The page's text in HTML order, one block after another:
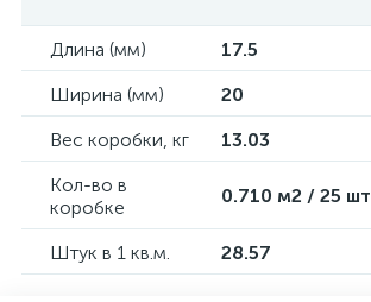
Длина (мм)
17.5
Ширина (мм)
20
Вес коробки, кг
13.03
Кол-во в
коробке
0.710 м2 / 25 шт
Штук в 1 кв.м. 28.57